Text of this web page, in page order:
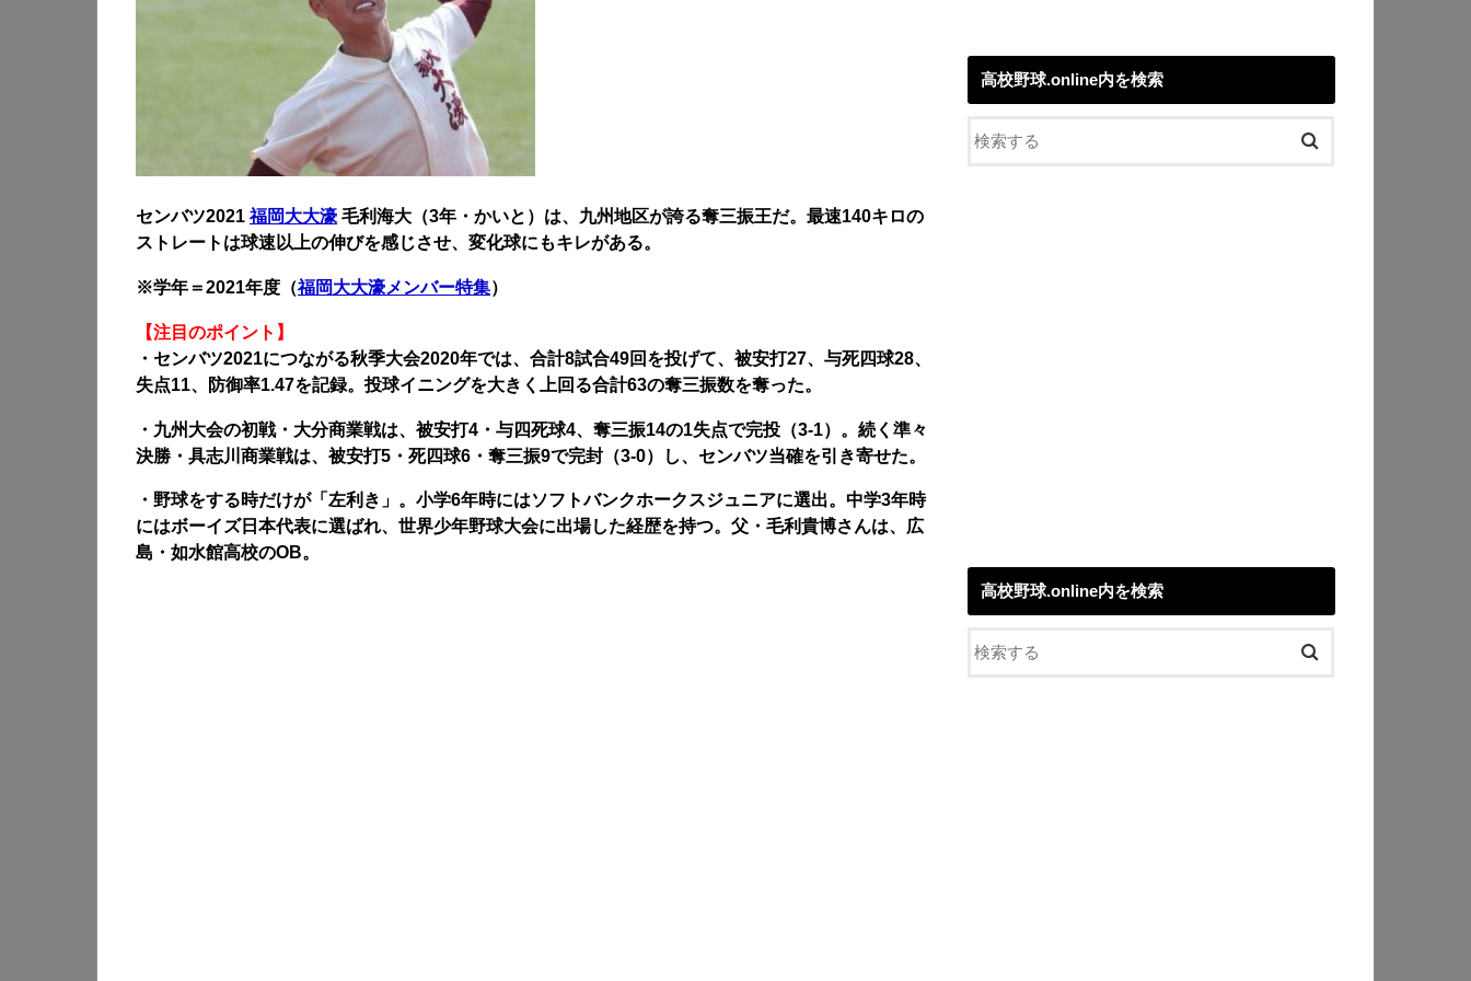
センバツ2021福岡大大濠 毛利海大（3年・かいと）は、九州地区が誇る奪三振王だ。最速140キロの
ストレートは球速以上の伸びを感じさせ、変化球にもキレがある。
※学年＝2021年度（福岡大大濠メンバー特集）
【注目のポイント】
・センバツ2021につながる秋季大会2020年では、合計8試合49回を投げて、被安打27、与死四球28、
失点11、防御率1.47を記録。投球イニングを大きく上回る合計63の奪三振数を奪った。
・九州大会の初戦・大分商業戦は、被安打4・与四死球4、奪三振14の1失点で完投（3-1）。続く準々
決勝・具志川商業戦は、被安打5・死四球6・奪三振9で完封（3-0）し、センバツ当確を引き寄せた。
・野球をする時だけが「左利き」。小学6年時にはソフトバンクホークスジュニアに選出。中学3年時
にはボーイズ日本代表に選ばれ、世界少年野球大会に出場した経歴を持つ。父・毛利貴博さんは、広
島・如水館高校のOB。
高校野球.online内を検索
高校野球.online内を検索